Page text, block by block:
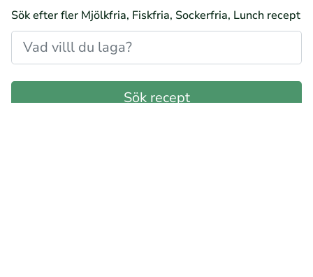
Sök efter fler Mjölkfria, Fiskfria, Sockerfria, Lunch recept